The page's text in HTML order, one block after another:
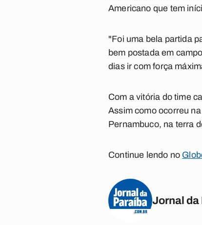
Americano que tem
"Foi uma bela partida
bem postada em
dias ir com força
Com a vitória do time
Assim como ocorreu
Pernambuco, na terra
Continue lendo no
Jornal da